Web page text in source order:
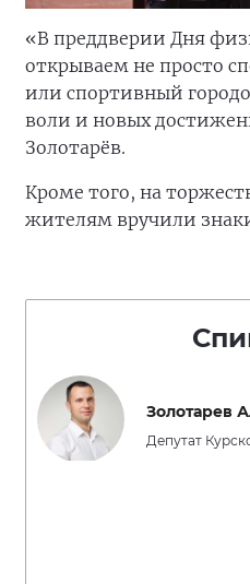
«В преддверии Дня
открываем не просто
или спортивный
воли и новых
Золотарёв.
Кроме того, на
жителям вручили
Золотарев
Депутат